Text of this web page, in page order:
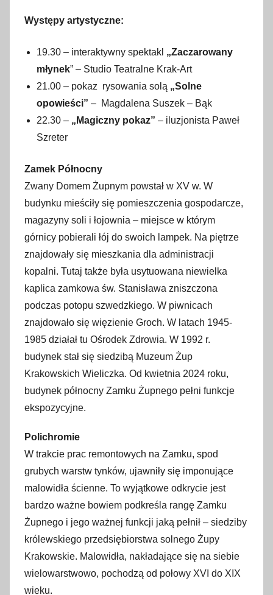
Występy artystyczne:
19.30 – interaktywny spektakl „Zaczarowany
młynek” – Studio Teatralne Krak-Art
21.00 – pokaz rysowania solą „Solne
opowieści” – Magdalena Suszek – Bąk
22.30 – „Magiczny pokaz” – iluzjonista Paweł
Szreter
Zamek Północny
Zwany Domem Żupnym powstał w XV w. W
budynku mieściły się pomieszczenia gospodarcze,
magazyny soli i łojownia – miejsce w którym
górnicy pobierali łój do swoich lampek. Na piętrze
znajdowały się mieszkania dla administracji
kopalni. Tutaj także była usytuowana niewielka
kaplica zamkowa św. Stanisława zniszczona
podczas potopu szwedzkiego. W piwnicach
znajdowało się więzienie Groch. W latach 1945-
1985 działał tu Ośrodek Zdrowia. W 1992 r.
budynek stał się siedzibą Muzeum Żup
Krakowskich Wieliczka. Od kwietnia 2024 roku,
budynek północny Zamku Żupnego pełni funkcje
ekspozycyjne.
Polichromie
W trakcie prac remontowych na Zamku, spod
grubych warstw tynków, ujawniły się imponujące
malowidła ścienne. To wyjątkowe odkrycie jest
bardzo ważne bowiem podkreśla rangę Zamku
Żupnego i jego ważnej funkcji jaką pełnił – siedziby
królewskiego przedsiębiorstwa solnego Żupy
Krakowskie. Malowidła, nakładające się na siebie
wielowarstwowo, pochodzą od połowy XVI do XIX
wieku.